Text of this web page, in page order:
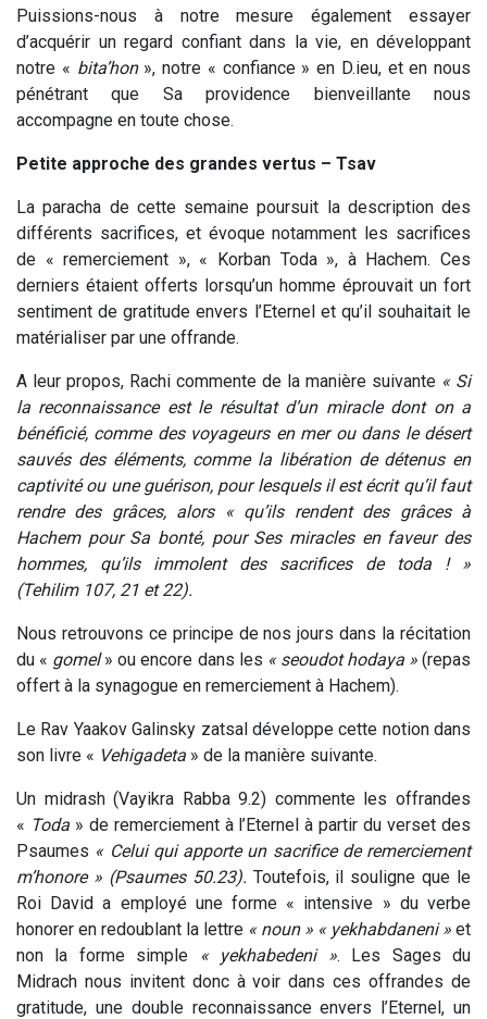
Puissions-nous à notre mesure également essayer
d’acquérir un regard confiant dans la vie, en développant
notre « bita’hon», notre « confiance » en D.ieu, et en nous
pénétrant que Sa providence bienveillante nous
accompagne en toute chose.
Petite approche des grandes vertus – Tsav
La paracha de cette semaine poursuit la description des
différents sacrifices, et évoque notamment les sacrifices
de « remerciement », « Korban Toda », à Hachem. Ces
derniers étaient offerts lorsqu’un homme éprouvait un fort
sentiment de gratitude envers l’Eternel et qu’il souhaitait le
matérialiser par une offrande.
A leur propos, Rachi commente de la manière suivante « Si
la reconnaissance est le résultat d’un miracle dont on a
bénéficié, comme des voyageurs en mer ou dans le désert
sauvés des éléments, comme la libération de détenus en
captivité ou une guérison, pour lesquels il est écrit qu’il faut
rendre des grâces, alors « qu’ils rendent des grâces à
Hachem pour Sa bonté, pour Ses miracles en faveur des
hommes, qu’ils immolent des sacrifices de toda ! »
(Tehilim 107, 21 et 22).
Nous retrouvons ce principe de nos jours dans la récitation
du « gomel» ou encore dans les « seoudot hodaya »(repas
offert à la synagogue en remerciement à Hachem).
Le Rav Yaakov Galinsky zatsal développe cette notion dans
son livre « Vehigadeta » de la manière suivante.
Un midrash (Vayikra Rabba 9.2) commente les offrandes
« Toda» de remerciement à l’Eternel à partir du verset des
Psaumes « Celui qui apporte un sacrifice de remerciement
m’honore » (Psaumes 50.23). Toutefois, il souligne que le
Roi David a employé une forme « intensive » du verbe
honorer en redoublant la lettre « noun » « yekhabdaneni » et
non la forme simple
« yekhabedeni ». Les Sages du
Midrach nous invitent donc à voir dans ces offrandes de
gratitude, une double reconnaissance envers l’Eternel, un